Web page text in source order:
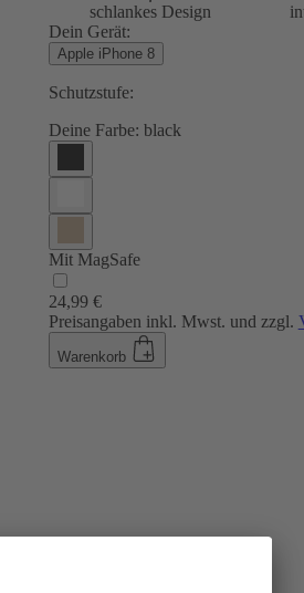
schlankes Design
Dein Gerät:
Apple iPhone 8
Schutzstufe:
Deine Farbe: black
Mit MagSafe
24,99 €
Preisangaben inkl. Mwst. und zzgl.
Warenkorb